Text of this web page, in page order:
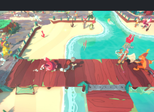
MachineGames Grinding
Software
Rockstar Toronto
Games
Ghost Story Games
EAD Software Development Group
EPD Production Group No. 3
Grezzo
Studio Inc.
Free Range Games
Entertainment
Robot Entertainment
Games Montréal
Tripwire Interactive